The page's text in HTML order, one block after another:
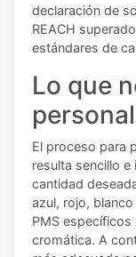
declaración de
REACH
estándares de
Lo que
El proceso para
resulta sencillo e
cantidad
azul, rojo,
PMS
cromática. A